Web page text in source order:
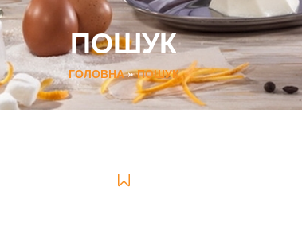
ПОШУК
ГОЛОВНА»ПОШУК